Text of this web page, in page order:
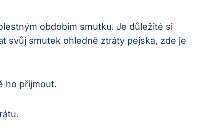
obdobím smutku. Je důležité si
svůj smutek ohledně ztráty pejska, zde je
ho přijmout.